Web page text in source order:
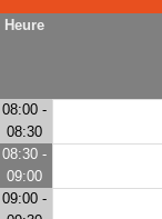
Heure
08:00 -
08:30
08:30 -
09:00
09:00 -